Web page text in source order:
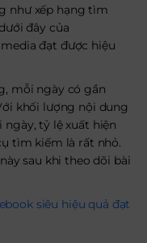
như xếp hạng tìm
đây của
đạt được hiệu
mỗi ngày có gần
khối lượng nội dung
ngày, tỷ lệ xuất hiện
tìm kiếm là rất nhỏ.
sau khi theo dõi bài
siêu hiệu quả đạt